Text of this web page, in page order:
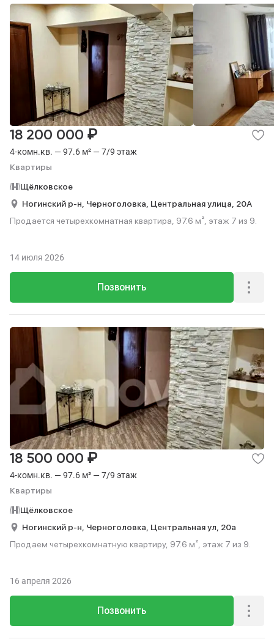
4-комн.кв. — 97.6 м² — 7/9 этаж
Квартиры
18 200 000 ₽
Щёлковское
Ногинский р-н, Черноголовка, Центральная улица, 20А
Продается четырехкомнатная квартира, 97.6 м², этаж 7 из 9.
Позвонить
14 июля 2026
4-комн.кв. — 97.6 м² — 7/9 этаж
Квартиры
18 500 000 ₽
Щёлковское
Ногинский р-н, Черноголовка, Центральная ул, 20а
Продаем четырехкомнатную квартиру, 97.6 м², этаж 7 из 9.
Позвонить
16 апреля 2026